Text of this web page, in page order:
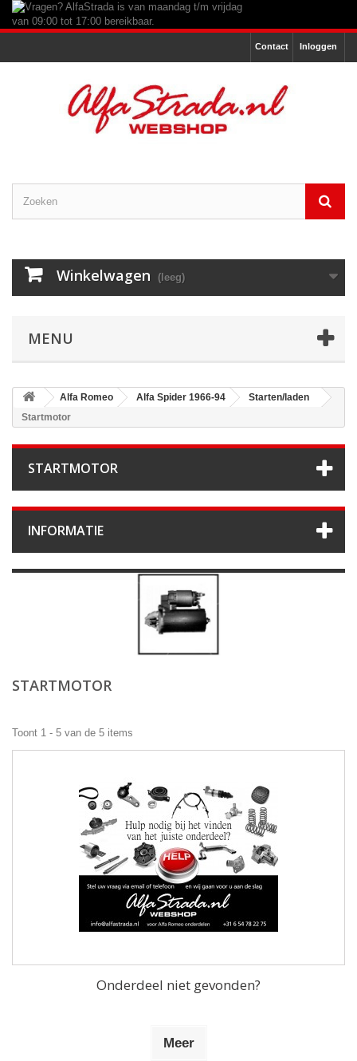
Inloggen
Contact
Winkelwagen (leeg)
MENU
Alfa Romeo Alfa Spider 1966-94
Starten/laden
Startmotor
STARTMOTOR
INFORMATIE
STARTMOTOR
Toont 1 - 5 van de 5 items
Onderdeel niet gevonden?
Meer